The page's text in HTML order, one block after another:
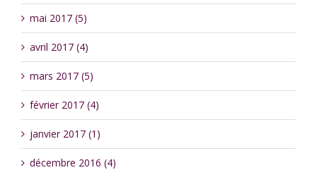
mai 2017 (5)
avril 2017 (4)
mars 2017 (5)
février 2017 (4)
janvier 2017 (1)
décembre 2016 (4)